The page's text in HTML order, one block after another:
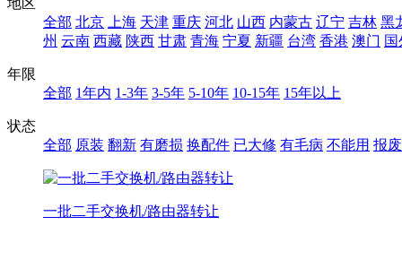
地区
全部 北京 上海 天津 重庆 河北 山西 内蒙古 辽宁 吉林 黑
州 云南 西藏 陕西 甘肃 青海 宁夏 新疆 台湾 香港 澳门 国
年限
全部 1年内 1-3年 3-5年 5-10年 10-15年 15年以上
状态
全部 原装 翻新 有磨损 换配件 已大修 有毛病 不能用 报
一批二手交换机/路由器转让